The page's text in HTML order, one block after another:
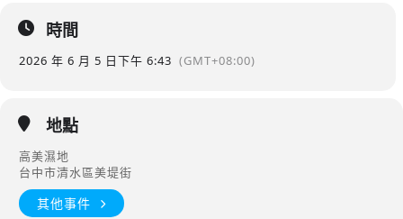
時間
2026 年 6 月 5 日下午 6:43 (GMT+08:00)
地點
高美濕地
台中市清水區美堤街
其他事件